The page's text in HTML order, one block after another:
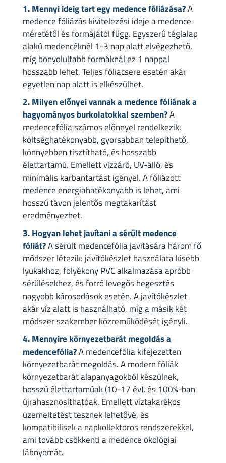
1. Mennyi ideig tart egy medence fóliázása?A
medence fóliázás kivitelezési ideje a medence
méretétől és formájától függ. Egyszerű téglalap
alakú medencéknél 1-3 nap alatt elvégezhető,
míg bonyolultabb formáknál ez 1 nappal
hosszabb lehet. Teljes fóliacsere esetén akár
egyetlen nap alatt is elkészülhet.
2. Milyen előnyei vannak a medence fóliának a
hagyományos burkolatokkal szemben?A
medencefólia számos előnnyel rendelkezik:
költséghatékonyabb, gyorsabban telepíthető,
könnyebben tisztítható, és hosszabb
élettartamú. Emellett vízzáró, UV-álló, és
minimális karbantartást igényel. A fóliázott
medence energiahatékonyabb is lehet, ami
hosszú távon jelentős megtakarítást
eredményezhet.
3. Hogyan lehet javítani a sérült medence
fóliát?A sérült medencefólia javítására három fő
módszer létezik: javítókészlet használata kisebb
lyukakhoz, folyékony PVC alkalmazása apróbb
sérülésekhez, és forró levegős hegesztés
nagyobb károsodások esetén. A javítókészlet
akár víz alatt is használható, míg a másik két
módszer szakember közreműködését igényli.
4. Mennyire környezetbarát megoldás a
medencefólia?A medencefólia kifejezetten
környezetbarát megoldás. A modern fóliák
környezetbarát alapanyagokból készülnek,
hosszú élettartamúak (10-17 év), és 100%-ban
újrahasznosíthatóak. Emellett víztakarékos
üzemeltetést tesznek lehetővé, és
kompatibilisek a napkollektoros rendszerekkel,
ami tovább csökkenti a medence ökológiai
lábnyomát.